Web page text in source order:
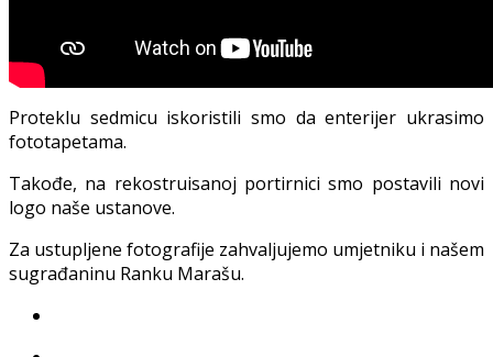
Proteklu sedmicu iskoristili smo da enterijer ukrasimo
fototapetama.
Takođe, na rekostruisanoj portirnici smo postavili novi
logo naše ustanove.
Za ustupljene fotografije zahvaljujemo umjetniku i našem
sugrađaninu Ranku Marašu.